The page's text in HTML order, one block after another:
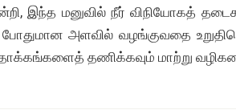
இந்த மனுவில் நீர் விநியோகத்
அளவில் வழங்குவதை
தணிக்கவும் மாற்று வழிகளை